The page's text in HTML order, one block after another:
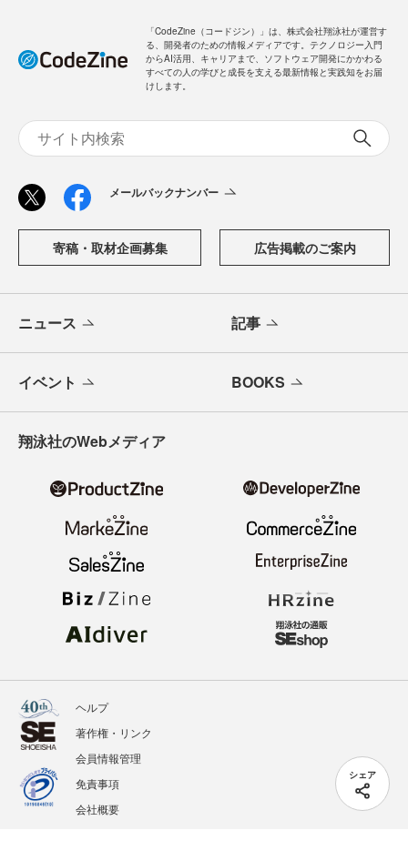
シェア
「CodeZine（コードジン）」は、株式会社翔泳社が運営す
る、開発者のための情報メディアです。テクノロジー入門
からAI活用、キャリアまで、ソフトウェア開発にかかわる
すべての人の学びと成長を支える最新情報と実践知をお届
けします。
メールバックナンバー
寄稿・取材企画募集 広告掲載のご案内
ニュース 記事
イベント BOOKS
翔泳社のWebメディア
ヘルプ
著作権・リンク
会員情報管理
免責事項
会社概要